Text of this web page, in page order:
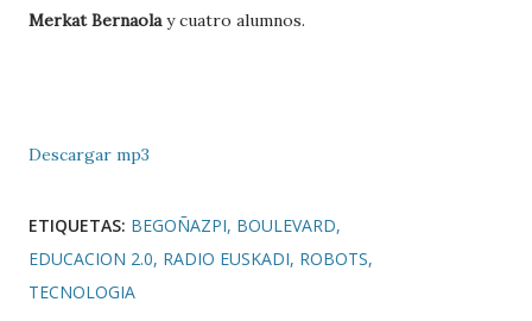
Merkat Bernaolay cuatro alumnos.
Descargar mp3
ETIQUETAS: BEGOÑAZPI BOULEVARD
EDUCACION 2.0 RADIO EUSKADI ROBOTS
TECNOLOGIA